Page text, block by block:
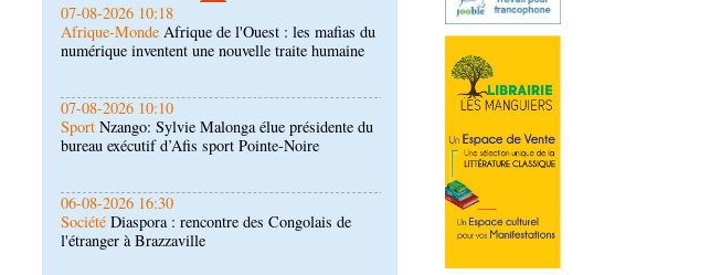
07-08-2026 10:10
SportNzango: Sylvie Malonga élue présidente du
bureau exécutif d’Afis sport Pointe-Noire
06-08-2026 16:30
SociétéDiaspora : rencontre des Congolais de
l'étranger à Brazzaville
06-08-2026 15:30
ÉconomieAgriculture : Denis Sassou N'Guesso
lance la deuxième édition de la Grande foire